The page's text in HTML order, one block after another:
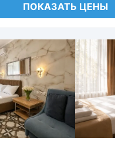
ПОКАЗАТЬ ЦЕНЫ